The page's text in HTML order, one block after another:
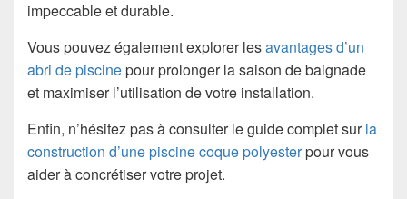
impeccable et durable.
Vous pouvez également explorer lesavantages d’un
abri de piscinepour prolonger la saison de baignade
et maximiser l’utilisation de votre installation.
Enfin, n’hésitez pas à consulter le guide complet surla
construction d’une piscine coque polyesterpour vous
aider à concrétiser votre projet.